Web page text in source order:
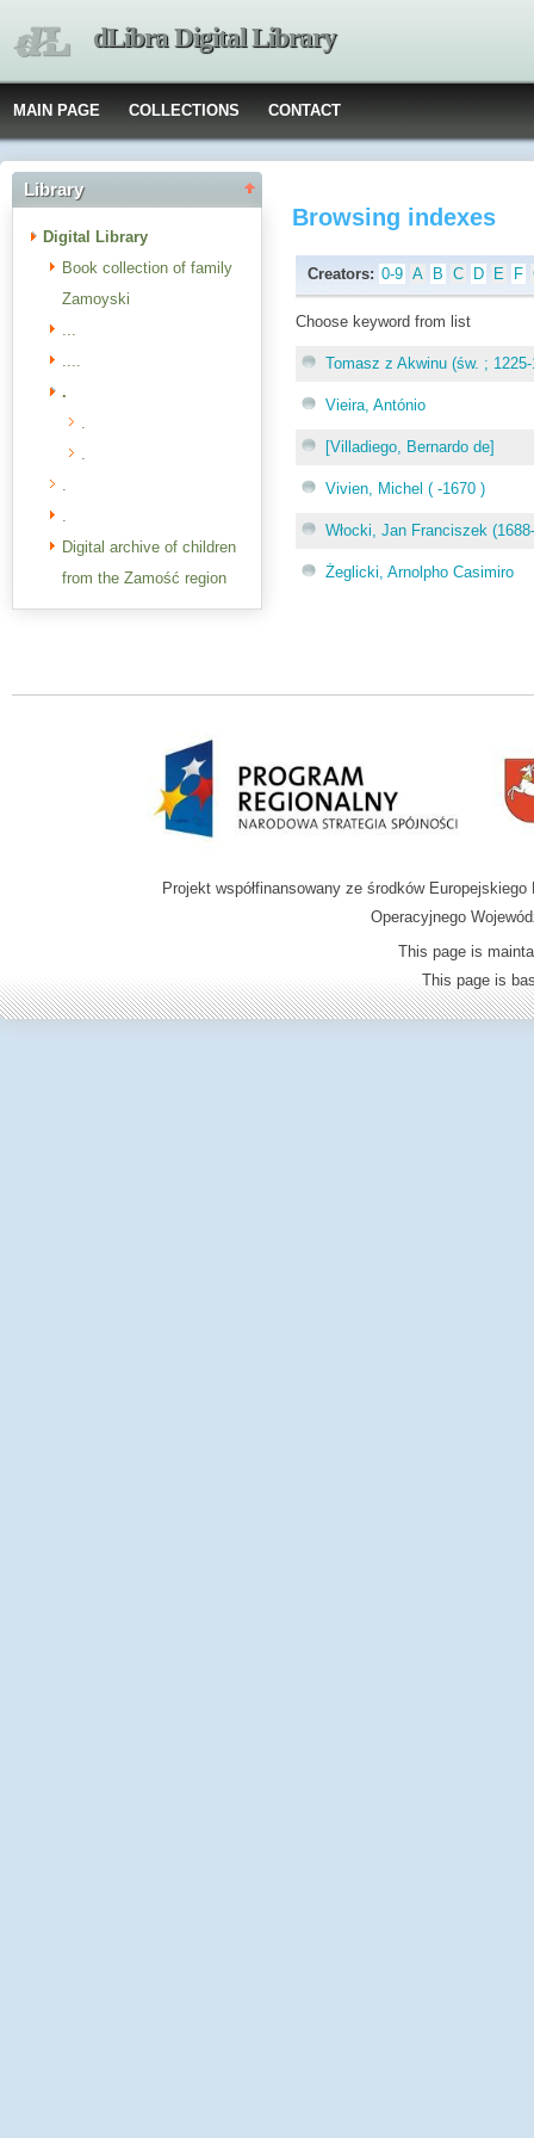
dLibra Digital Library
MAIN PAGE COLLECTIONS CONTACT
Library
Digital Library
Book collection of family
Zamoyski
...
....
.
.
.
.
.
Digital archive of children
from the Zamość region
Browsing indexes
Creators: 0-9 A B C D E F
Choose keyword from list
Tomasz z Akwinu (św. ;
Vieira, António
[Villadiego, Bernardo de]
Vivien, Michel ( -1670 )
Włocki, Jan Franciszek
Żeglicki, Arnolpho Casimiro
Projekt współfinansowany ze środków
Operacyjnego
This page is
This page is